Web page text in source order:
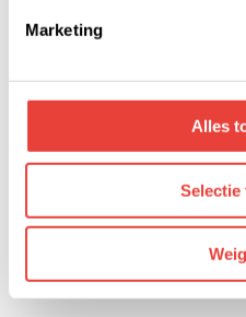
kunnen ontvangen en
details pagina.
Marketing
Alles
Selectie